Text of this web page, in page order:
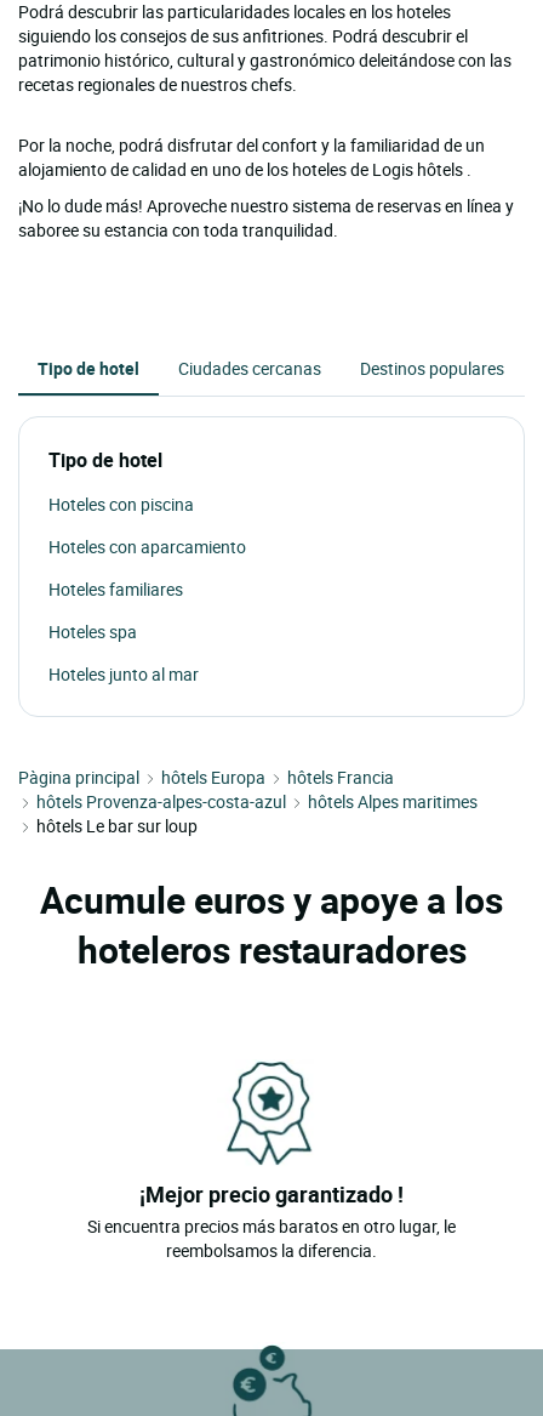
Podrá descubrir las particularidades locales en los hoteles
siguiendo los consejos de sus anfitriones. Podrá descubrir el
patrimonio histórico, cultural y gastronómico deleitándose con las
recetas regionales de nuestros chefs.
Por la noche, podrá disfrutar del confort y la familiaridad de un
alojamiento de calidad en uno de los hoteles de Logis hôtels .
¡No lo dude más! Aproveche nuestro sistema de reservas en línea y
saboree su estancia con toda tranquilidad.
Tipo de hotel Ciudades cercanas Destinos populares
Tipo de hotel
Hoteles con piscina
Hoteles con aparcamiento
Hoteles familiares
Hoteles spa
Hoteles junto al mar
Pàgina principal hôtels Europa
hôtels Francia
hôtels Provenza-alpes-costa-azul
hôtels Alpes maritimes
hôtels Le bar sur loup
Acumule euros y apoye a los
hoteleros restauradores
¡Mejor precio garantizado !
Si encuentra precios más baratos en otro lugar, le
reembolsamos la diferencia.